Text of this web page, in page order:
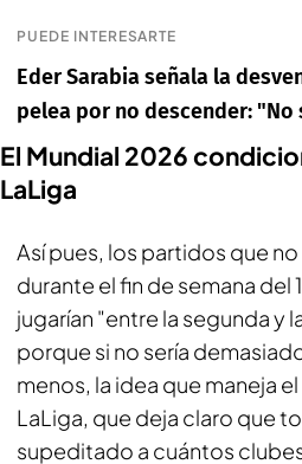
PUEDE INTERESARTE
Eder Sarabia señala la
pelea por no descender: "No
El Mundial 2026
LaLiga
Así pues, los partidos que
durante el fin de semana del
jugarían "entre la segunda y
porque si no sería
menos, la idea que maneja
LaLiga, que deja claro que
supeditado a cuántos